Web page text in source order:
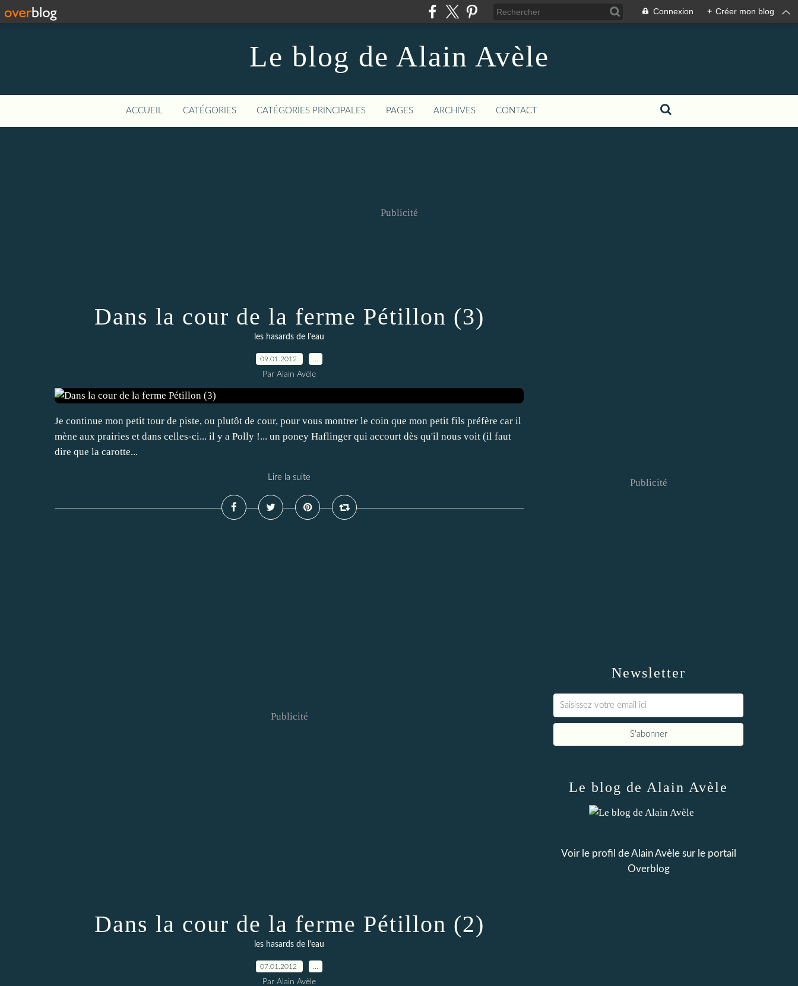
Connexion + Créer mon blog
Le blog de Alain Avèle
ACCUEIL CATÉGORIES CATÉGORIES PRINCIPALES PAGES ARCHIVES CONTACT
Publicité
Dans la cour de la ferme Pétillon (3)
les hasards de l'eau
09.01.2012
Par Alain Avèle
Je continue mon petit tour de piste, ou plutôt de cour, pour vous montrer le coin que mon petit fils préfère car il
mène aux prairies et dans celles-ci... il y a Polly !... un poney Haflinger qui accourt dès qu'il nous voit (il faut
dire que la carotte...
Lire la suite
Publicité
Dans la cour de la ferme Pétillon (2)
les hasards de l'eau
07.01.2012
Par Alain Avèle
Newsletter
Publicité
Le blog de Alain Avèle
Voir le profil deAlain Avèlesur le portail
Overblog